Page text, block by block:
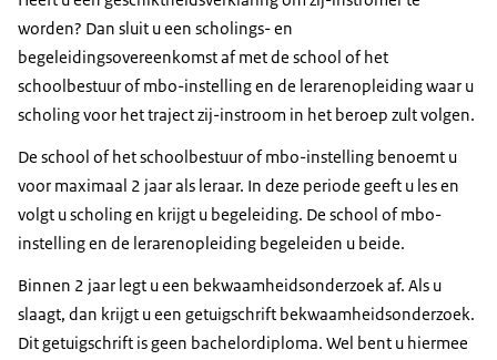
worden? Dan sluit u een scholings- en
begeleidingsovereenkomst af met de school of het
schoolbestuur of mbo-instelling en de lerarenopleiding waar u
scholing voor het traject zij-instroom in het beroep zult volgen.
De school of het schoolbestuur of mbo-instelling benoemt u
voor maximaal 2 jaar als leraar. In deze periode geeft u les en
volgt u scholing en krijgt u begeleiding. De school of mbo-
instelling en de lerarenopleiding begeleiden u beide.
Binnen 2 jaar legt u een bekwaamheidsonderzoek af. Als u
slaagt, dan krijgt u een getuigschrift bekwaamheidsonderzoek.
Dit getuigschrift is geen bachelordiploma. Wel bent u hiermee